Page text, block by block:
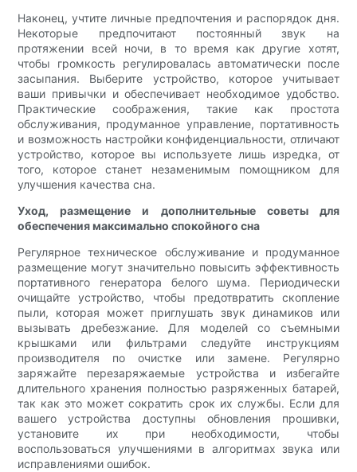
Наконец, учтите личные предпочтения и распорядок дня.
Некоторые предпочитают постоянный звук на
протяжении всей ночи, в то время как другие хотят,
чтобы громкость регулировалась автоматически после
засыпания. Выберите устройство, которое учитывает
ваши привычки и обеспечивает необходимое удобство.
Практические соображения, такие как простота
обслуживания, продуманное управление, портативность
и возможность настройки конфиденциальности, отличают
устройство, которое вы используете лишь изредка, от
того, которое станет незаменимым помощником для
улучшения качества сна.
Уход, размещение и дополнительные советы для
обеспечения максимально спокойного сна
Регулярное техническое обслуживание и продуманное
размещение могут значительно повысить эффективность
портативного генератора белого шума. Периодически
очищайте устройство, чтобы предотвратить скопление
пыли, которая может приглушать звук динамиков или
вызывать дребезжание. Для моделей со съемными
крышками или фильтрами следуйте инструкциям
производителя по очистке или замене. Регулярно
заряжайте перезаряжаемые устройства и избегайте
длительного хранения полностью разряженных батарей,
так как это может сократить срок их службы. Если для
вашего устройства доступны обновления прошивки,
установите их при необходимости, чтобы
воспользоваться улучшениями в алгоритмах звука или
исправлениями ошибок.